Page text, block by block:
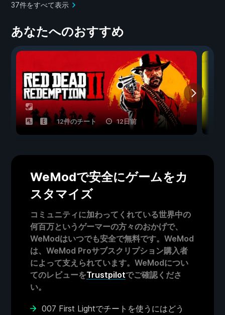
37件をすべて表示
あなたへのおすすめ
12件のチート 12日前
WeModで安全にゲームをカ
スタマイズ
コミュニティに加わってくれている世界中の
何百万というゲーマーの方々のおかげで、
WeModはいつでも安全で無料です。WeMod
は、WeMod Proサブスクリプション購入者
によって支えられています。WeModについ
てのレビューをTrustpilotでご確認くださ
い。
007 First Lightでチートを使うにはどう